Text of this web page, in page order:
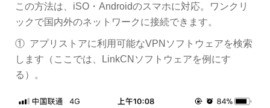
この方法は、iSO・Androidのスマホに対応。ワンクリ
ックで国内外のネットワークに接続できます。
① アプリストアに利用可能なVPNソフトウェアを検索
します（ここでは、LinkCNソフトウェアを例にす
る）。